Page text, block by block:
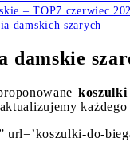
– TOP7 czerwiec
damskich szarych
damskie
koszulki
do-